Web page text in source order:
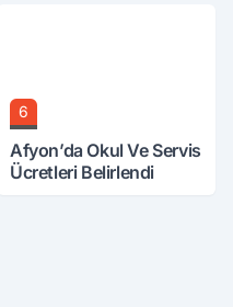
6
Afyon’da Okul Ve Servis
Ücretleri Belirlendi